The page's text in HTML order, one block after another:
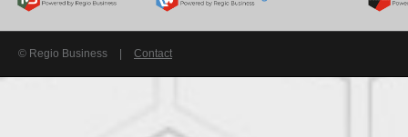
© Regio Business | Contact